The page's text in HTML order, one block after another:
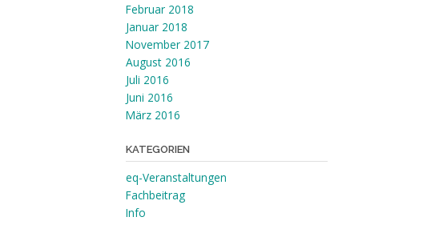
Februar 2018
Januar 2018
November 2017
August 2016
Juli 2016
Juni 2016
März 2016
KATEGORIEN
eq-Veranstaltungen
Fachbeitrag
Info